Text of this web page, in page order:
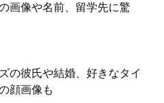
画像や名前、留学先に驚
の彼氏や結婚、好きなタイ
顔画像も